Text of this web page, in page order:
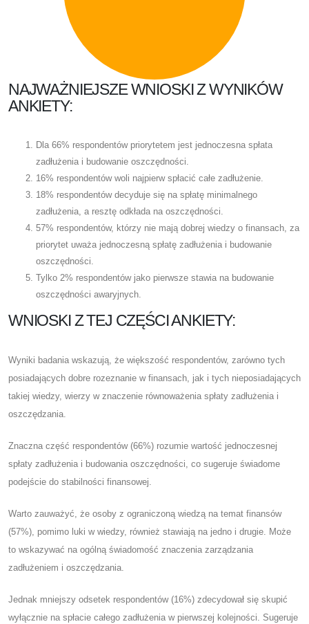
NAJWAŻNIEJSZE WNIOSKI Z WYNIKÓW
ANKIETY:
Dla 66% respondentów priorytetem jest jednoczesna spłata
zadłużenia i budowanie oszczędności.
16% respondentów woli najpierw spłacić całe zadłużenie.
18% respondentów decyduje się na spłatę minimalnego
zadłużenia, a resztę odkłada na oszczędności.
57% respondentów, którzy nie mają dobrej wiedzy o finansach, za
priorytet uważa jednoczesną spłatę zadłużenia i budowanie
oszczędności.
Tylko 2% respondentów jako pierwsze stawia na budowanie
oszczędności awaryjnych.
WNIOSKI Z TEJ CZĘŚCI ANKIETY:
Wyniki badania wskazują, że większość respondentów, zarówno tych
posiadających dobre rozeznanie w finansach, jak i tych nieposiadających
takiej wiedzy, wierzy w znaczenie równoważenia spłaty zadłużenia i
oszczędzania.
Znaczna część respondentów (66%) rozumie wartość jednoczesnej
spłaty zadłużenia i budowania oszczędności, co sugeruje świadome
podejście do stabilności finansowej.
Warto zauważyć, że osoby z ograniczoną wiedzą na temat finansów
(57%), pomimo luki w wiedzy, również stawiają na jedno i drugie. Może
to wskazywać na ogólną świadomość znaczenia zarządzania
zadłużeniem i oszczędzania.
Jednak mniejszy odsetek respondentów (16%) zdecydował się skupić
wyłącznie na spłacie całego zadłużenia w pierwszej kolejności. Sugeruje